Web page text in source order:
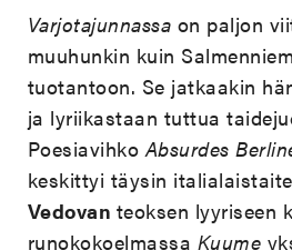
Varjotajunnassa on paljon
muuhunkin kuin
tuotantoon. Se jatkaakin
ja lyriikastaan tuttua
PoesiavihkoAbsurdes
keskittyi täysin
Vedovan teoksen lyyriseen
runokokoelmassa Kuume